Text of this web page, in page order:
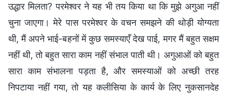
उद्धार मिलता? परमेश्वर ने यह भी तय किया था कि मुझे अगुआ नहीं
चुना जाएगा। मेरे पास परमेश्वर के वचन समझने की थोड़ी योग्यता
थी, मैं अपने भाई-बहनों में कुछ समस्याएँ देख पाई, मगर मैं बहुत सक्षम
नहीं थी, तो बहुत सारा काम नहीं संभाल पाती थी। अगुआओं को बहुत
सारा काम संभालना पड़ता है, और समस्याओं को अच्छी तरह
निपटाया नहीं गया, तो यह कलीसिया के कार्य के लिए नुकसानदेह